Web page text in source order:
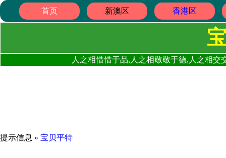
首页 新澳区 香港区
人之相惜惜于品,人之相敬敬于德,人之相
提示信息 » 宝贝平特